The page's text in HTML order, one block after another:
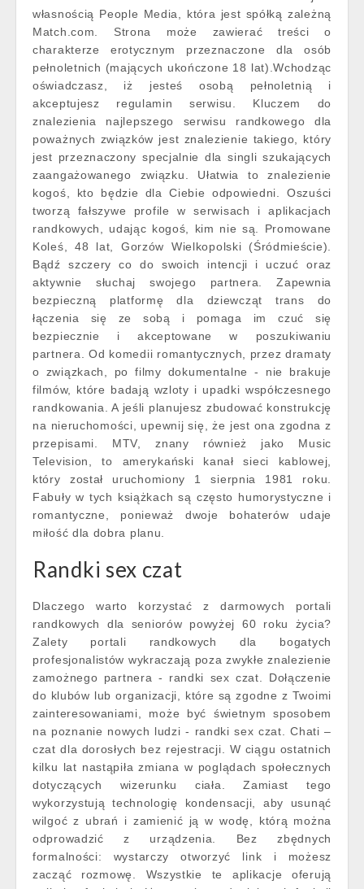
własnością People Media, która jest spółką zależną
Match.com. Strona może zawierać treści o
charakterze erotycznym przeznaczone dla osób
pełnoletnich (mających ukończone 18 lat).Wchodząc
oświadczasz, iż jesteś osobą pełnoletnią i
akceptujesz regulamin serwisu. Kluczem do
znalezienia najlepszego serwisu randkowego dla
poważnych związków jest znalezienie takiego, który
jest przeznaczony specjalnie dla singli szukających
zaangażowanego związku. Ułatwia to znalezienie
kogoś, kto będzie dla Ciebie odpowiedni. Oszuści
tworzą fałszywe profile w serwisach i aplikacjach
randkowych, udając kogoś, kim nie są. Promowane
Koleś, 48 lat, Gorzów Wielkopolski (Śródmieście).
Bądź szczery co do swoich intencji i uczuć oraz
aktywnie słuchaj swojego partnera. Zapewnia
bezpieczną platformę dla dziewcząt trans do
łączenia się ze sobą i pomaga im czuć się
bezpiecznie i akceptowane w poszukiwaniu
partnera. Od komedii romantycznych, przez dramaty
o związkach, po filmy dokumentalne - nie brakuje
filmów, które badają wzloty i upadki współczesnego
randkowania. A jeśli planujesz zbudować konstrukcję
na nieruchomości, upewnij się, że jest ona zgodna z
przepisami. MTV, znany również jako Music
Television, to amerykański kanał sieci kablowej,
który został uruchomiony 1 sierpnia 1981 roku.
Fabuły w tych książkach są często humorystyczne i
romantyczne, ponieważ dwoje bohaterów udaje
miłość dla dobra planu.
Randki sex czat
Dlaczego warto korzystać z darmowych portali
randkowych dla seniorów powyżej 60 roku życia?
Zalety portali randkowych dla bogatych
profesjonalistów wykraczają poza zwykłe znalezienie
zamożnego partnera - randki sex czat. Dołączenie
do klubów lub organizacji, które są zgodne z Twoimi
zainteresowaniami, może być świetnym sposobem
na poznanie nowych ludzi - randki sex czat. Chati –
czat dla dorosłych bez rejestracji. W ciągu ostatnich
kilku lat nastąpiła zmiana w poglądach społecznych
dotyczących wizerunku ciała. Zamiast tego
wykorzystują technologię kondensacji, aby usunąć
wilgoć z ubrań i zamienić ją w wodę, którą można
odprowadzić z urządzenia. Bez zbędnych
formalności: wystarczy otworzyć link i możesz
zacząć rozmowę. Wszystkie te aplikacje oferują